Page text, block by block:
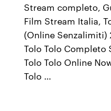
Stream completo,
Film Stream Italia,
(Online Senzalimiti)
Tolo Tolo Completo
Tolo Tolo Online
Tolo …